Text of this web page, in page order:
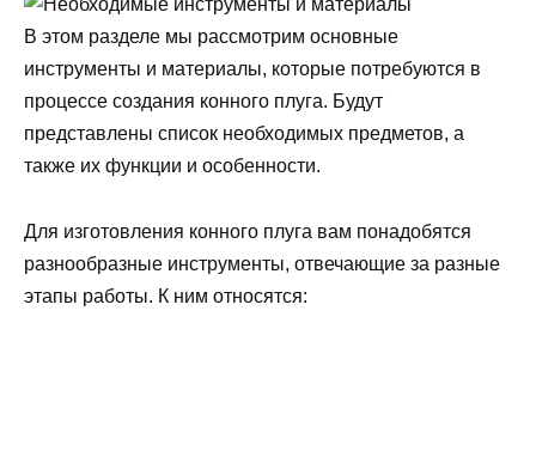
В этом разделе мы рассмотрим основные
инструменты и материалы, которые потребуются в
процессе создания конного плуга. Будут
представлены список необходимых предметов, а
также их функции и особенности.
Для изготовления конного плуга вам понадобятся
разнообразные инструменты, отвечающие за разные
этапы работы. К ним относятся: